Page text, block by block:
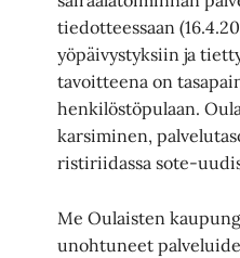
tiedotteessaan
yöpäivystyksiin ja
tavoitteena on
henkilöstöpulaan.
karsiminen,
ristiriidassa sote-
Me Oulaisten
unohtuneet